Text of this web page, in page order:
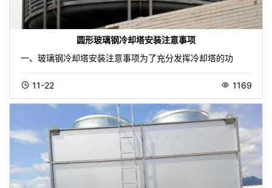
圆形玻璃钢冷却塔安装注意事项
一、玻璃钢冷却塔安装注意事项为了充分发挥冷却塔的功
11-22 1169